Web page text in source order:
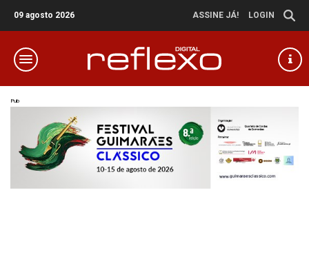
09 agosto 2026 ASSINE JÁ! LOGIN
Pub